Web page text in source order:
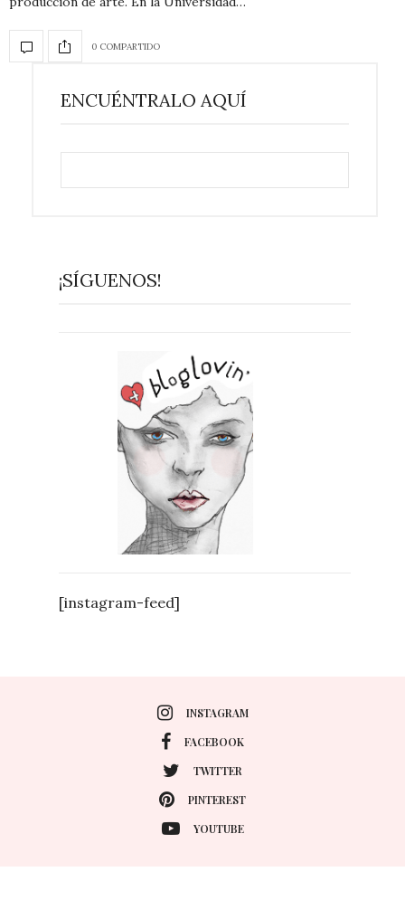
0 COMPARTIDO
ENCUÉNTRALO AQUÍ
¡SÍGUENOS!
[instagram-feed]
INSTAGRAM
FACEBOOK
TWITTER
PINTEREST
YOUTUBE